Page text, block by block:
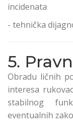
incidenata
- tehnička
5.
Obradu ličnih
interesa
stabilnog
eventualnih